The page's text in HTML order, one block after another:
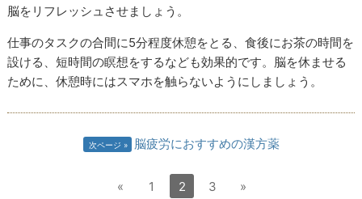
脳をリフレッシュさせましょう。
仕事のタスクの合間に5分程度休憩をとる、食後にお茶の時間を
設ける、短時間の瞑想をするなども効果的です。脳を休ませる
ために、休憩時にはスマホを触らないようにしましょう。
次ページ 脳疲労におすすめの漢方薬
« 1 2 3 »